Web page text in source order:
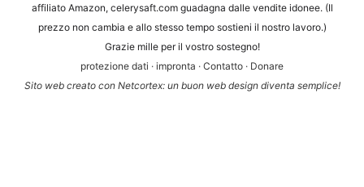
affi­li­a­to Ama­zon, cele​ry​saft​.com gua­d­a­gna dal­le ven­dite ido­nee. (Il
prez­zo non cam­bia e allo stes­so tem­po sos­ti­eni il nos­tro lavoro.)
Gra­zie mil­le per il vos­tro sostegno!
pro­te­zio­ne dati · impron­ta · Con­tat­to · Dona­re
Sito web crea­to con Net­cortex: un buon web design diven­ta semplice!